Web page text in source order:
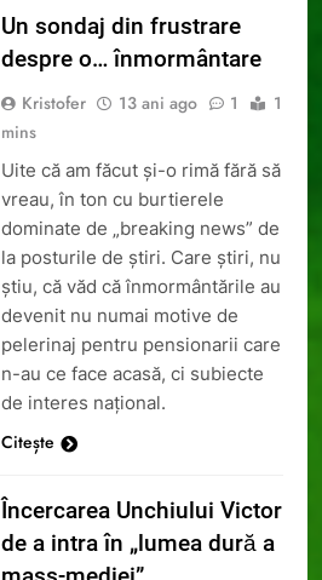
Un sondaj din frustrare
despre o… înmormântare
Kristofer 13 ani ago 1
1
mins
Uite că am făcut și-o rimă fără să
vreau, în ton cu burtierele
dominate de „breaking news” de
la posturile de știri. Care știri, nu
știu, că văd că înmormântările au
devenit nu numai motive de
pelerinaj pentru pensionarii care
n-au ce face acasă, ci subiecte
de interes național.
Citește
Încercarea Unchiului Victor
de a intra în „lumea dură a